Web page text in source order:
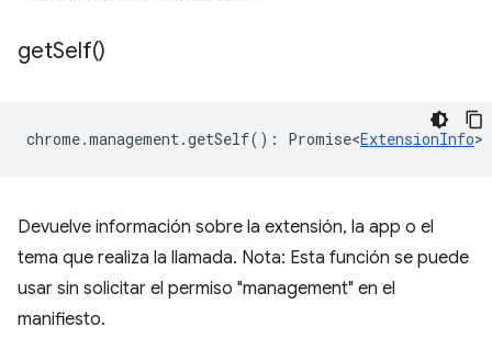
getSelf()
chrome.management.getSelf() : Promise<ExtensionInfo>
Devuelve información sobre la extensión, la app o el
tema que realiza la llamada. Nota: Esta función se puede
usar sin solicitar el permiso "management" en el
manifiesto.